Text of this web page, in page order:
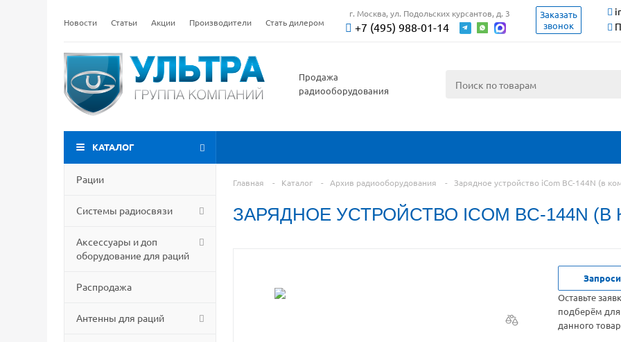
Новости Статьи Акции Производители Стать дилером
г. Москва, ул. Подольских курсантов, д. 3
+7 (495) 988-01-14
Заказать
звонок
Продажа
радиооборудования
КАТАЛОГ
Рации
Системы радиосвязи
Аксессуары и доп
оборудование для раций
Распродажа
Антенны для раций
Главная - Каталог - Архив радиооборудования - Зарядное устройство iCom BC-144N (в
ЗАРЯДНОЕ УСТРОЙСТВО ICOM BC-144N (В
Оставьте
подберём для
данного